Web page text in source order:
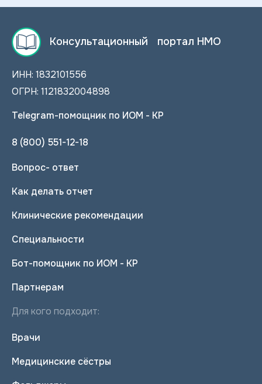
Консультационный портал НМО
ИНН: 1832101556
ОГРН: 1121832004898
Telegram-помощник по ИОМ - КР
8 (800) 551-12-18
Вопрос- ответ
Как делать отчет
Клинические рекомендации
Специальности
Бот-помощник по ИОМ - КР
Партнерам
Для кого подходит:
Врачи
Медицинские сёстры